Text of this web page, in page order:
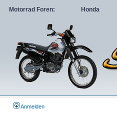
Motorrad Foren: Honda
Anmelden